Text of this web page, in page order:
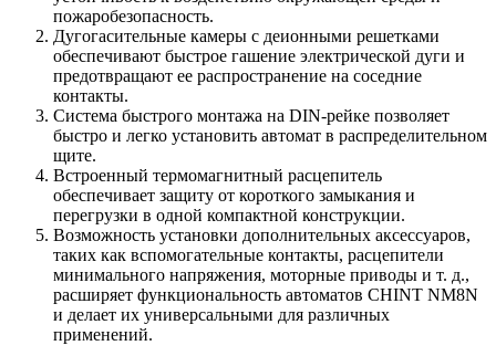
пожаробезопасность.
Дугогасительные камеры с деионными решетками
обеспечивают быстрое гашение электрической дуги и
предотвращают ее распространение на соседние
контакты.
Система быстрого монтажа на DIN-рейке позволяет
быстро и легко установить автомат в распределительном
щите.
Встроенный термомагнитный расцепитель
обеспечивает защиту от короткого замыкания и
перегрузки в одной компактной конструкции.
Возможность установки дополнительных аксессуаров,
таких как вспомогательные контакты, расцепители
минимального напряжения, моторные приводы и т. д.,
расширяет функциональность автоматов CHINT NM8N
и делает их универсальными для различных
применений.